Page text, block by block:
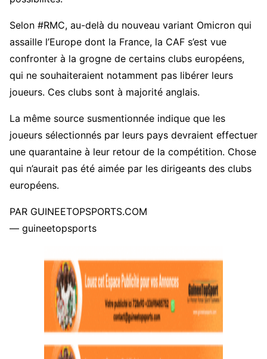
Selon #RMC, au-delà du nouveau variant Omicron qui
assaille l’Europe dont la France, la CAF s’est vue
confronter à la grogne de certains clubs européens,
qui ne souhaiteraient notamment pas libérer leurs
joueurs. Ces clubs sont à majorité anglais.
La même source susmentionnée indique que les
joueurs sélectionnés par leurs pays devraient effectuer
une quarantaine à leur retour de la compétition. Chose
qui n’aurait pas été aimée par les dirigeants des clubs
européens.
PAR GUINEETOPSPORTS.COM
— guineetopsports